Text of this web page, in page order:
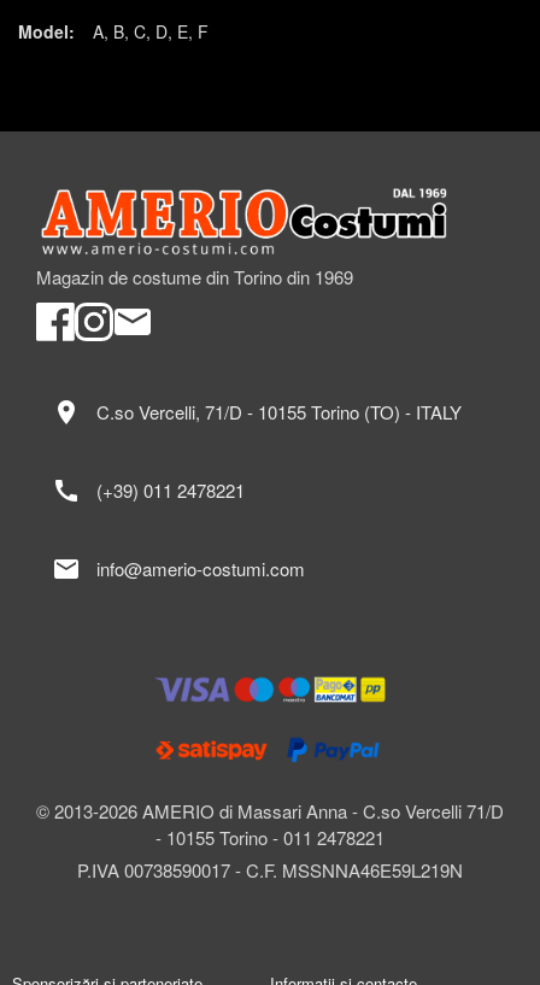
Model: A B C D E F
Magazin de costume din Torino din 1969
© 2013-2026 AMERIO di Massari Anna - C.so Vercelli 71/D
- 10155 Torino - 011 2478221
P.IVA 00738590017 - C.F. MSSNNA46E59L219N
location_on C.so Vercelli, 71/D - 10155 Torino (TO) - ITALY
call (+39) 011 2478221
mail info@amerio-costumi.com